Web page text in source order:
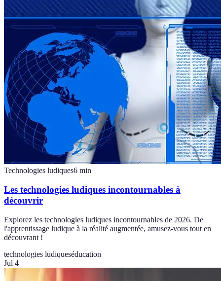
Technologies ludiques6 min
Les technologies ludiques incontournables à
découvrir
Explorez les technologies ludiques incontournables de 2026. De
l'apprentissage ludique à la réalité augmentée, amusez-vous tout en
découvrant !
technologies ludiqueséducation
Jul 4